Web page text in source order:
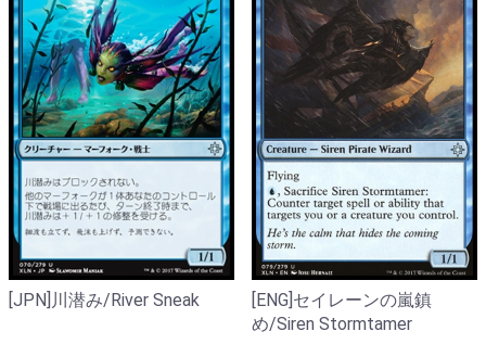
[JPN]川潜み/River Sneak
[ENG]セイレーンの嵐鎮
め/Siren Stormtamer